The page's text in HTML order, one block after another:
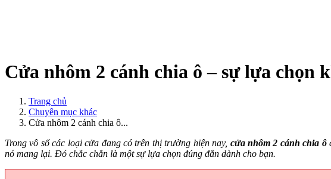
Cửa nhôm 2 cánh chia ô – sự lựa chọn
Trang chủ
Chuyên mục khác
Cửa nhôm 2 cánh chia ô...
Trong vô số các loại cửa đang có trên thị trường hiện nay, cửa nhôm 2 cánh chia ô
nó mang lại. Đó chắc chắn là một sự lựa chọn đúng đắn dành cho bạn.